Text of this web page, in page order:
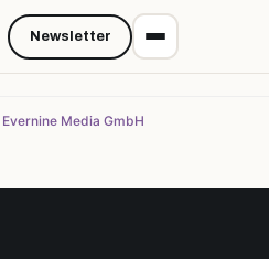
Evernine Media GmbH
Newsletter